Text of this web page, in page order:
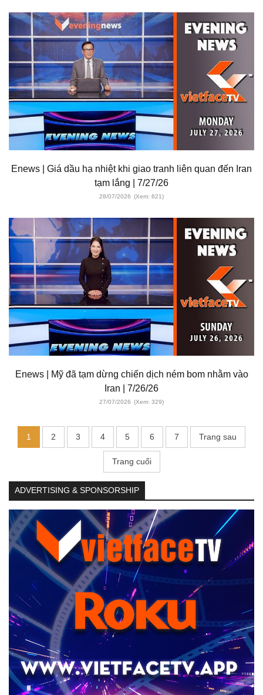
Enews | Giá dầu hạ nhiệt khi giao tranh liên quan đến Iran
tạm lắng | 7/27/26
28/07/2026 (Xem: 621)
Enews | Mỹ đã tạm dừng chiến dịch ném bom nhằm vào
Iran | 7/26/26
27/07/2026 (Xem: 329)
1 2 3 4 5 6 7 Trang sau
Trang cuối
ADVERTISING & SPONSORSHIP